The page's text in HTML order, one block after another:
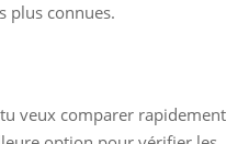
plus connues.
veux comparer rapidement